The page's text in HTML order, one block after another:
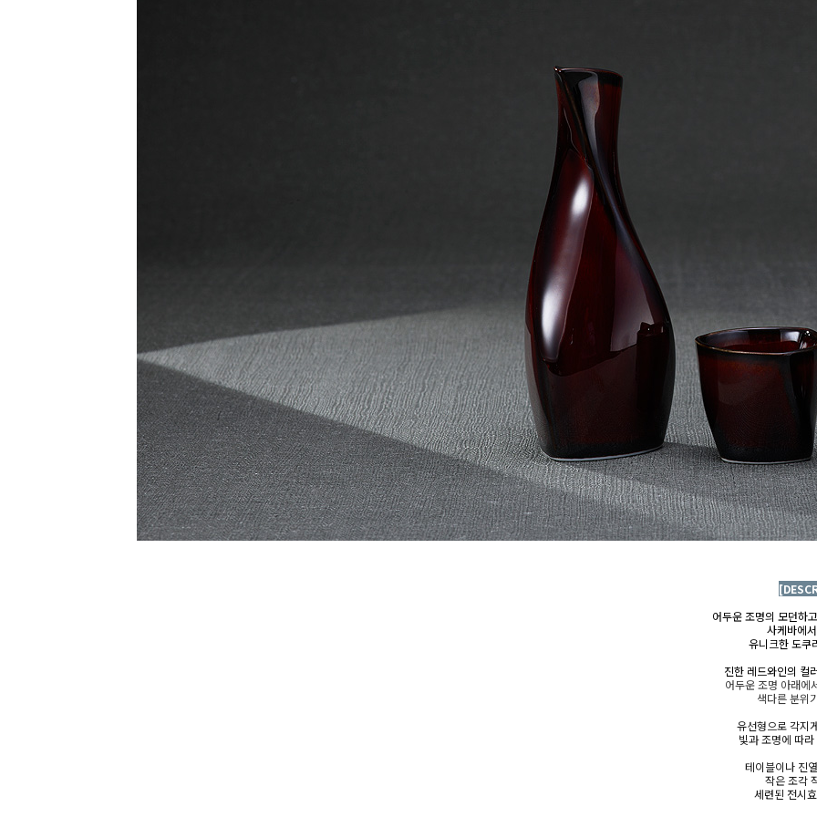
어두운 조명의 모던하
사케바에
유니크한 도쿠
진한 레드와인의 컬
어두운 조명 아래에
색다른 분위
유선형으로 각지
빛과 조명에 따
테이블이나 진
작은 조각
세련된 전시